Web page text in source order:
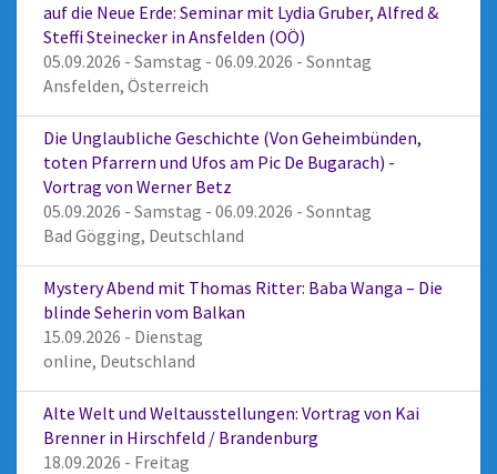
auf die Neue Erde: Seminar mit Lydia Gruber, Alfred &
Steffi Steinecker in Ansfelden (OÖ)
05.09.2026 - Samstag - 06.09.2026 - Sonntag
Ansfelden, Österreich
Die Unglaubliche Geschichte (Von Geheimbünden,
toten Pfarrern und Ufos am Pic De Bugarach) -
Vortrag von Werner Betz
05.09.2026 - Samstag - 06.09.2026 - Sonntag
Bad Gögging, Deutschland
Mystery Abend mit Thomas Ritter: Baba Wanga – Die
blinde Seherin vom Balkan
15.09.2026 - Dienstag
online, Deutschland
Alte Welt und Weltausstellungen: Vortrag von Kai
Brenner in Hirschfeld / Brandenburg
18.09.2026 - Freitag